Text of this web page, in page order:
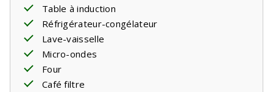
Table à induction
Réfrigérateur-congélateur
Lave-vaisselle
Micro-ondes
Four
Café filtre